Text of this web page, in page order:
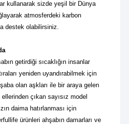
kullanarak sizde yeşil bir Dünya
atmosferdeki karbon
destek olabilirsiniz.
getirdiği sıcaklığın insanlar
yeniden uyandırabilmek için
olan aşkları ile bir araya gelen
çıkan sayısız model
daima hatırlanması için
ürünleri ahşabın damarları ve